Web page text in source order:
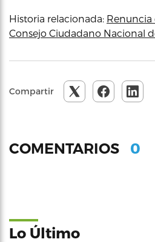
Historia relacionada: Renuncia
Consejo Ciudadano Nacional
Compartir
COMENTARIOS 0
Lo Último